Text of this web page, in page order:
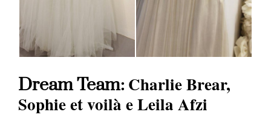
Dream Team: Charlie Brear,
Sophie et voilà e Leila Afzi